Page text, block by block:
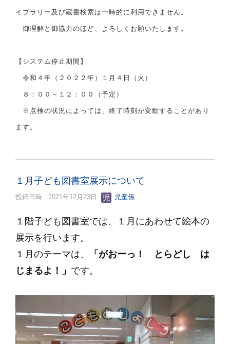
イブラリー及び蔵書検索は一時的に利用できません。
御理解と御協力のほど、よろしくお願いたします。
【システム停止期間】
令和４年（２０２２年）１月４日（火）
８：００～１２：００（予定）
※点検の状況によっては、終了時刻が変動することがあり
ます。
１月子ども図書室展示について
投稿日時 : 2021年12月23日 児童係
１階子ども図書室では、１ 月にあわせて絵本の
展示を行います。
１月のテーマは、
「がおーっ！ とらどし は
じまるよ！」 です。